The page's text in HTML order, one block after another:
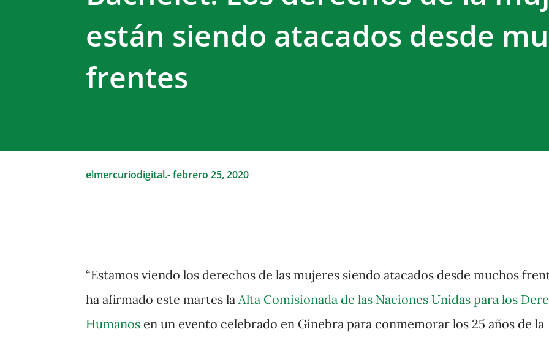
están siendo atacados desde
frentes
elmercuriodigital.-febrero 25, 2020
“Estamos viendo los derechos de las mujeres siendo atacados desde muchos
ha afirmado este martes la Alta Comisionada de las Naciones Unidas para los
Humanos en un evento celebrado en Ginebra para conmemorar los 25 años de la